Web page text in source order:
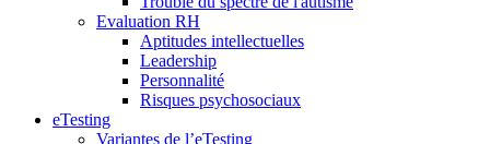
Evaluation RH
Aptitudes intellectuelles
Leadership
Personnalité
Risques psychosociaux
eTesting
Variantes de l’eTesting